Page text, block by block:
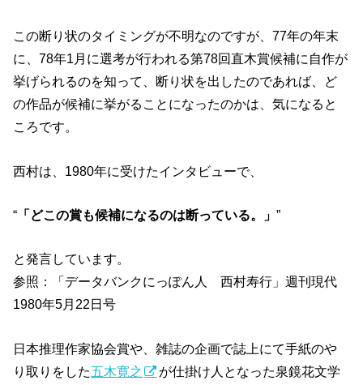
この断り状のタイミングが不明なのですが、77年の年末
に、78年1月に選考が行われる第78回直木賞候補に自作が
挙げられるのを知って、断り状を出したのであれば、ど
の作品が候補に挙がることになったのかは、気になると
ころです。
西村は、1980年に受けたインタビューで、
“ 「どこの賞も候補になるのは断っている。」”
と発言しています。
参照：「データバンクにっぽん人 西村寿行」週刊現代
1980年5月22日号
日本推理作家協会賞や、雑誌の企画で誌上にて手紙のや
り取りをした五木寛之
が仕掛け人となった泉鏡花文学